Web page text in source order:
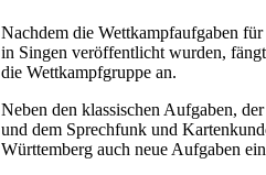
Nachdem die Wettkampfaufgaben
in Singen veröffentlicht wurden,
die Wettkampfgruppe an.
Neben den klassischen Aufgaben,
und dem Sprechfunk und
Württemberg auch neue Aufgaben